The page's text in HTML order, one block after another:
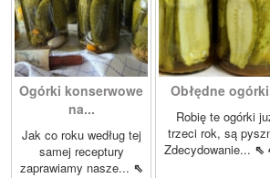
Ogórki konserwowe
na...
Jak co roku według tej
samej receptury
zaprawiamy nasze... ⇖
Obłędne
Robię te ogórki
trzeci rok, są
Zdecydowanie... ⇖